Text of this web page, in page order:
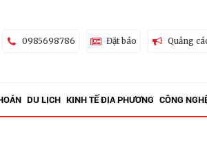
0985698786 Đặt báo Quảng
DU LỊCH KINH TẾ ĐỊA PHƯƠNG CÔNG